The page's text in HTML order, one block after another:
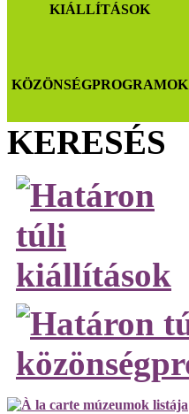
KIÁLLÍTÁSOK
KÖZÖNSÉGPROGRAMOK
KERESÉS